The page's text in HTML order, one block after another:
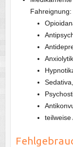
Fahreignung:
Sedativa,
teilweise